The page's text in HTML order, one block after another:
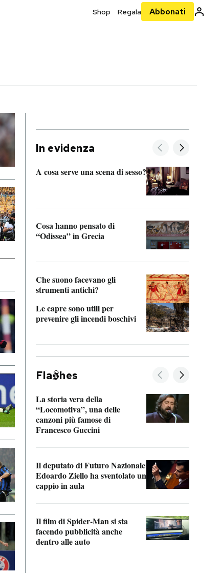
Shop Regala Abbonati
In evidenza
A cosa serve una scena di sesso?
Cosa hanno pensato di
“Odissea” in Grecia
Che suono facevano gli
strumenti antichi?
Le capre sono utili per
prevenire gli incendi boschivi
Fla hes
La storia vera della
“Locomotiva”, una delle
canzoni più famose di
Francesco Guccini
Il deputato di Futuro Nazionale
Edoardo Ziello ha sventolato un
cappio in aula
Il film di Spider-Man si sta
facendo pubblicità anche
dentro alle auto